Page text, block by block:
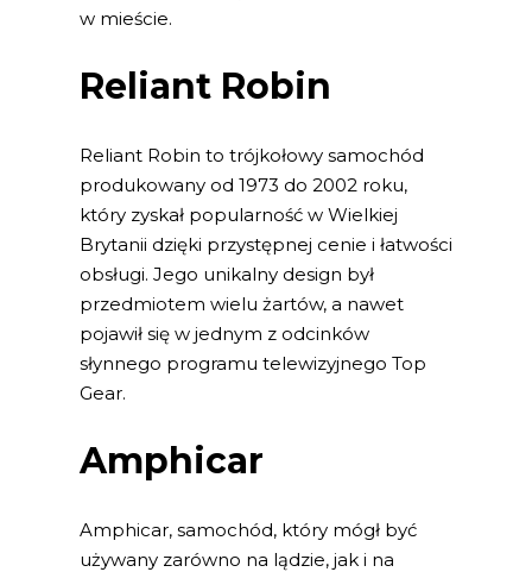
w mieście.
Reliant Robin
Reliant Robin to trójkołowy samochód
produkowany od 1973 do 2002 roku,
który zyskał popularność w Wielkiej
Brytanii dzięki przystępnej cenie i łatwości
obsługi. Jego unikalny design był
przedmiotem wielu żartów, a nawet
pojawił się w jednym z odcinków
słynnego programu telewizyjnego Top
Gear.
Amphicar
Amphicar, samochód, który mógł być
używany zarówno na lądzie, jak i na